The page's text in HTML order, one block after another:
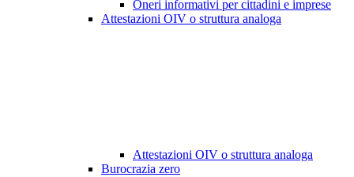
Oneri informativi per cittadini e imprese
Attestazioni OIV o struttura analoga
Attestazioni OIV o struttura analoga
Burocrazia zero